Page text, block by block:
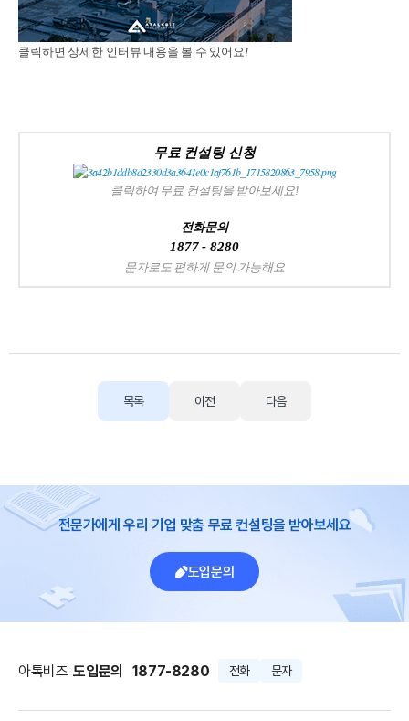
클릭하면 상세한 인터뷰 내용을 볼 수 있어요!
무료 컨설팅 신청
클릭하여 무료 컨설팅을 받아보세요!
전화문의
1877 - 8280
문자로도 편하게 문의 가능해요
목록 이전 다음
전문가에게 우리 기업 맞춤 무료 컨설팅을 받아보세요
도입문의
아톡비즈 도입문의 1877-8280 전화 문자